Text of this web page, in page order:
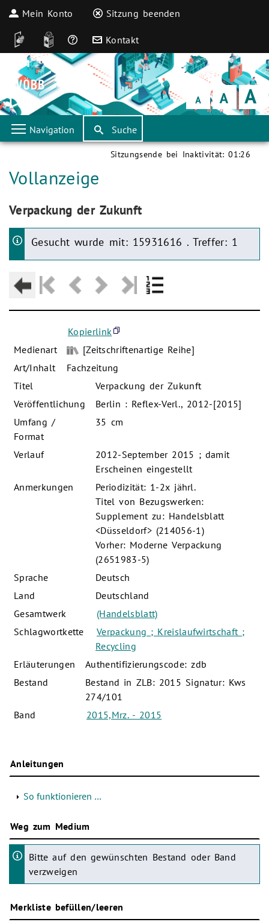
Mein Konto Sitzung beenden
DGS Leichte Sprache
Häufige Fragen
Kontakt
Schrift
klein Schrift
normal Schrift
groß
Navigation Suche
Sitzungsende bei Inaktivität: 01:26
Aktuelle Seite:
Vollanzeige
Aktuelle Seite:
Verpackung der Zukunft
Gesucht wurde mit: 15931616 . Treffer: 1
Kopierlink
Medienart
[Zeitschriftenartige Reihe]
Art/Inhalt
Fachzeitung
Titel
Verpackung der Zukunft
Veröffentlichung
Berlin : Reflex-Verl., 2012-[2015]
Umfang /
Format
35 cm
Verlauf
2012-September 2015 ; damit
Erscheinen eingestellt
Anmerkungen
Periodizität: 1-2x jährl.
Titel von Bezugswerken:
Supplement zu: Handelsblatt
<Düsseldorf> (214056-1)
Vorher: Moderne Verpackung
(2651983-5)
Sprache
Deutsch
Land
Deutschland
Gesamtwerk
(Handelsblatt)
Schlagwortkette
Verpackung ; Kreislaufwirtschaft ;
Recycling
Erläuterungen
Authentifizierungscode: zdb
Bestand
Bestand in ZLB: 2015 Signatur: Kws
274/101
Band
2015,Mrz. - 2015
Anleitungen
So funktionieren …
Weg zum Medium
Bitte auf den gewünschten Bestand oder Band
verzweigen
Merkliste befüllen/leeren